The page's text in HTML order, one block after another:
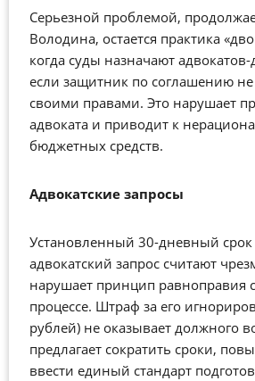
Серьезной проблемой,
Володина, остается практика
когда суды назначают
если защитник по соглашению не
своими правами. Это нарушает
адвоката и приводит к
бюджетных средств.
Адвокатские запросы
Установленный 30-дневный срок
адвокатский запрос считают
нарушает принцип равноправия
процессе. Штраф за его
рублей) не оказывает должного
предлагает сократить сроки,
ввести единый стандарт